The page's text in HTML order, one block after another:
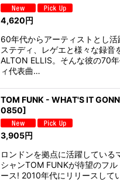
4,620円
60年代からアーティストとし活
ステディ、レゲエと様々な録音
ALTON ELLIS。そんな彼の70
ィ代表曲…
TOM FUNK - WHAT'S IT
0850]
3,905円
ロンドンを拠点に活躍している
シャンTOM FUNKが待望のフル
ース! 2010年代にリリースして